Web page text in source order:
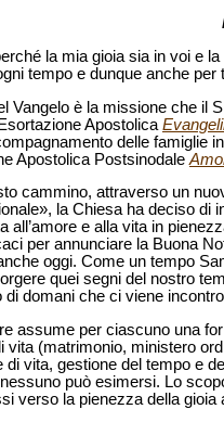
la mia gioia sia in voi e
tempo e dunque anche
Vangelo è la missione che il
Apostolica
delle famiglie
Apostolica Postsinodale
cammino, attraverso un
la Chiesa ha deciso di
all’amore e alla vita in
per annunciare la Buona
oggi. Come un tempo
quei segni del nostro
di domani che ci viene
assume per ciascuno una
vita (matrimonio, ministero
di vita, gestione del tempo e
può esimersi. Lo
verso la pienezza della